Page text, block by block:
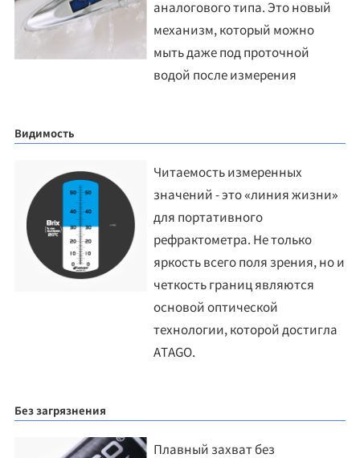
аналогового типа. Это новый
механизм, который можно
мыть даже под проточной
водой после измерения
Видимость
Читаемость измеренных
значений - это «линия жизни»
для портативного
рефрактометра. Не только
яркость всего поля зрения, но и
четкость границ являются
основой оптической
технологии, которой достигла
ATAGO.
Без загрязнения
Плавный захват без